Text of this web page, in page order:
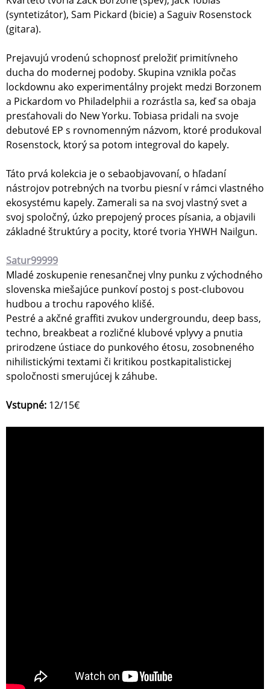
(syntetizátor), Sam Pickard (bicie) a Saguiv Rosenstock
(gitara).
Prejavujú vrodenú schopnosť preložiť primitívneho
ducha do modernej podoby. Skupina vznikla počas
lockdownu ako experimentálny projekt medzi Borzonem
a Pickardom vo Philadelphii a rozrástla sa, keď sa obaja
presťahovali do New Yorku. Tobiasa pridali na svoje
debutové EP s rovnomenným názvom, ktoré produkoval
Rosenstock, ktorý sa potom integroval do kapely.
Táto prvá kolekcia je o sebaobjavovaní, o hľadaní
nástrojov potrebných na tvorbu piesní v rámci vlastného
ekosystému kapely. Zamerali sa na svoj vlastný svet a
svoj spoločný, úzko prepojený proces písania, a objavili
základné štruktúry a pocity, ktoré tvoria YHWH Nailgun.
Satur99999
Mladé zoskupenie renesančnej vlny punku z východného
slovenska miešajúce punkoví postoj s post-clubovou
hudbou a trochu rapového klišé.
Pestré a akčné graffiti zvukov undergroundu, deep bass,
techno, breakbeat a rozličné klubové vplyvy a pnutia
prirodzene ústiace do punkového étosu, zosobneného
nihilistickými textami či kritikou postkapitalistickej
spoločnosti smerujúcej k záhube.
Vstupné: 12/15€